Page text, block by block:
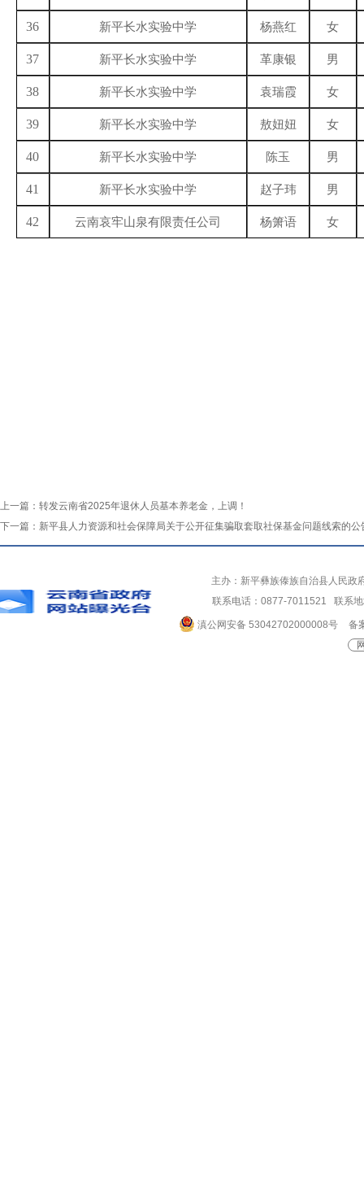
36 新平长水实验中学 杨燕红 女
37 新平长水实验中学 革康银 男
38 新平长水实验中学 袁瑞霞 女
39 新平长水实验中学 敖妞妞 女
40 新平长水实验中学 陈玉 男
41 新平长水实验中学 赵子玮 男
42 云南哀牢山泉有限责任公司 杨箫语 女
上一篇： 转发云南省2025年退休人员基本养老金，上调！
下一篇： 新平县人力资源和社会保障局关于公开征集骗取套取社保基金问题线索的公
主办：新平彝族傣族自治县人民
联系电话：0877-7011521 联系
滇公网安备 53042702000008号
备